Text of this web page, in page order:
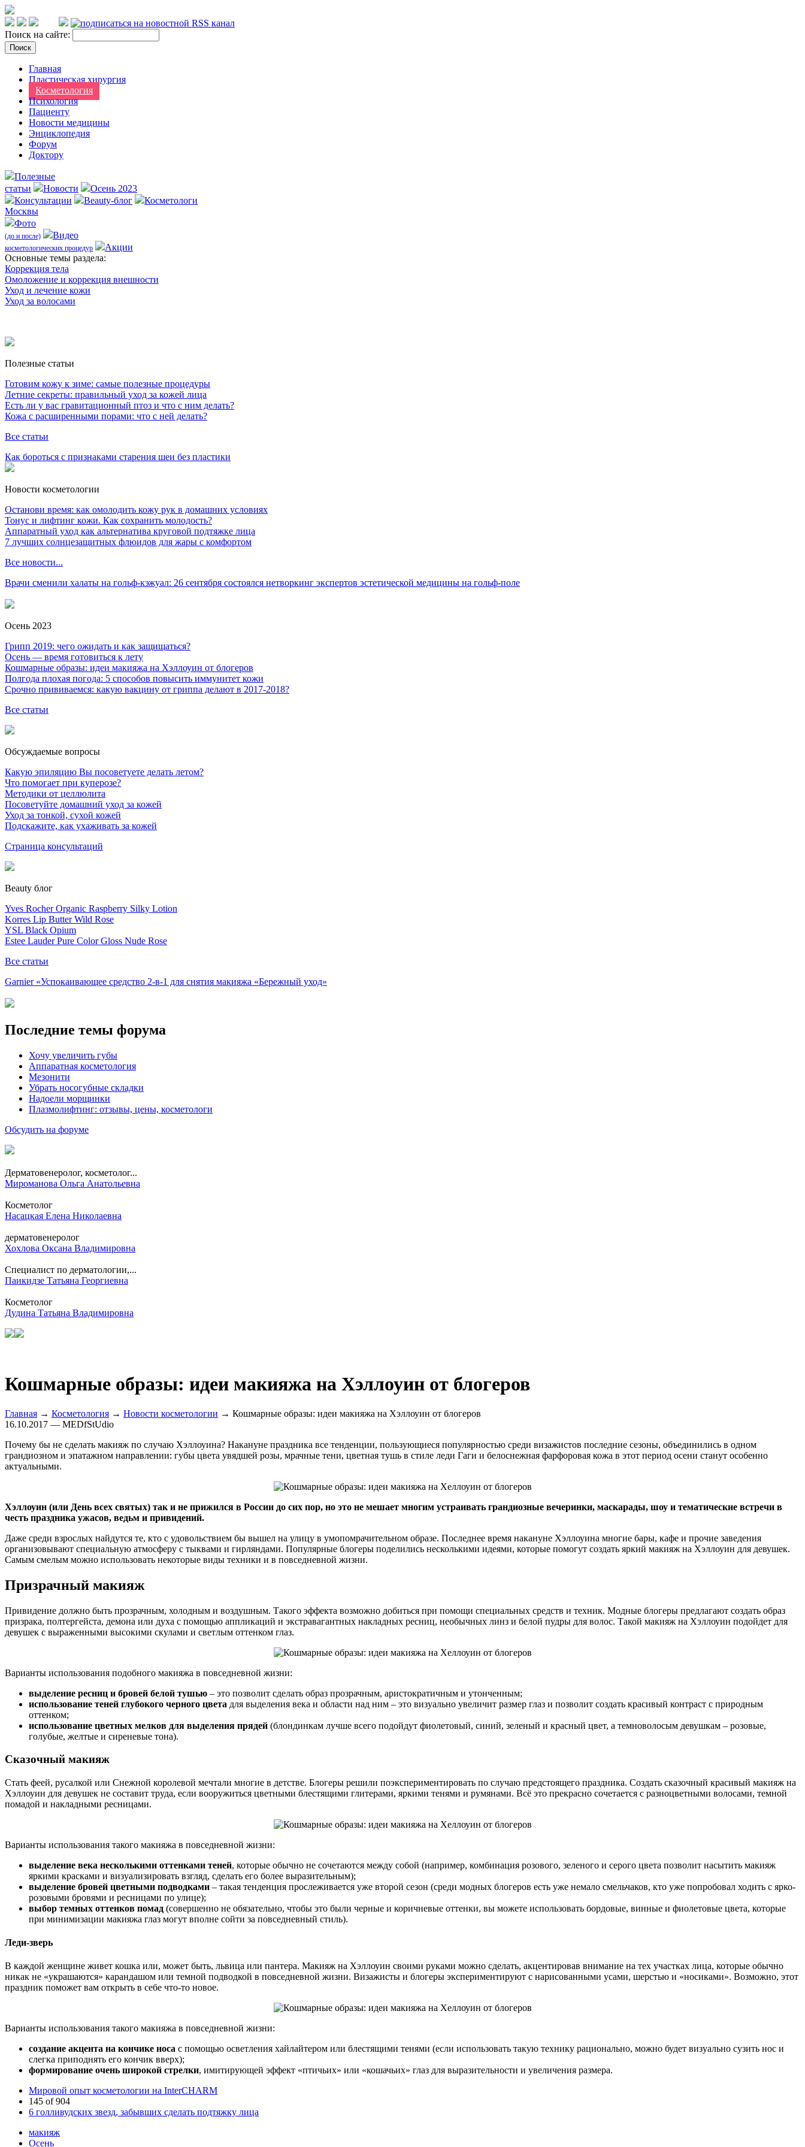
Поиск на сайте:
Главная
Пластическая хирургия
Косметология
Психология
Пациенту
Новости медицины
Энциклопедия
Форум
Доктору
Полезные
статьи
Новости
Осень 2023
Консультации
Beauty-блог
Косметологи
Москвы
Фото
(до и после) Видео
косметологических процедур
Акции
Оcновные темы раздела:
Коррекция тела
Омоложение и коррекция внешности
Уход и лечение кожи
Уход за волосами
Полезные статьи
Готовим кожу к зиме: самые полезные процедуры
Летние секреты: правильный уход за кожей лица
Есть ли у вас гравитационный птоз и что с ним делать?
Кожа с расширенными порами: что с ней делать?
Все статьи
Как бороться с признаками старения шеи без пластики
Новости косметологии
Останови время: как омолодить кожу рук в домашних условиях
Тонус и лифтинг кожи. Как сохранить молодость?
Аппаратный уход как альтернатива круговой подтяжке лица
7 лучших солнцезащитных флюидов для жары с комфортом
Все новости...
Врачи сменили халаты на гольф-кэжуал: 26 сентября состоялся нетворкинг экспертов эстетической медицины на гольф-поле
Осень 2023
Грипп 2019: чего ожидать и как защищаться?
Осень — время готовиться к лету
Кошмарные образы: идеи макияжа на Хэллоуин от блогеров
Полгода плохая погода: 5 способов повысить иммунитет кожи
Срочно прививаемся: какую вакцину от гриппа делают в 2017-2018?
Все статьи
Обсуждаемые вопросы
Какую эпиляцию Вы посоветуете делать летом?
Что помогает при куперозе?
Методики от целлюлита
Посоветуйте домашний уход за кожей
Уход за тонкой, сухой кожей
Подскажите, как ухаживать за кожей
Страница консультаций
Beauty блог
Yves Rocher Organic Raspberry Silky Lotion
Korres Lip Butter Wild Rose
YSL Black Opium
Estee Lauder Pure Color Gloss Nude Rose
Все статьи
Garnier «Успокаивающее средство 2-в-1 для снятия макияжа «Бережный уход»
Последние темы форума
Хочу увеличить губы
Аппаратная косметология
Мезонити
Убрать носогубные складки
Надоели морщинки
Плазмолифтинг: отзывы, цены, косметологи
Обсудить на форуме
Дерматовенеролог, косметолог...
Мироманова Ольга Анатольевна
Косметолог
Насацкая Елена Николаевна
дерматовенеролог
Хохлова Оксана Владимировна
Специалист по дерматологии,...
Паикидзе Татьяна Георгиевна
Косметолог
Дудина Татьяна Владимировна
Кошмарные образы: идеи макияжа на Хэллоуин от блогеров
Главная → Косметология → Новости косметологии → Кошмарные образы: идеи макияжа на Хэллоуин от блогеров
16.10.2017 — MEDfStUdio
Почему бы не сделать макияж по случаю Хэллоуина? Накануне праздника все тенденции, пользующиеся популярностью среди визажистов последние сезоны, объединились в одном
грандиозном и эпатажном направлении: губы цвета увядшей розы, мрачные тени, цветная тушь в стиле леди Гаги и белоснежная фарфоровая кожа в этот период осени станут особенно
актуальными.
Хэллоуин (или День всех святых) так и не прижился в России до сих пор, но это не мешает многим устраивать грандиозные вечеринки, маскарады, шоу и тематические встречи в
честь праздника ужасов, ведьм и привидений.
Даже среди взрослых найдутся те, кто с удовольствием бы вышел на улицу в умопомрачительном образе. Последнее время накануне Хэллоуина многие бары, кафе и прочие заведения
организовывают специальную атмосферу с тыквами и гирляндами. Популярные блогеры поделились несколькими идеями, которые помогут создать яркий макияж на Хэллоуин для девушек.
Самым смелым можно использовать некоторые виды техники и в повседневной жизни.
Призрачный макияж
Привидение должно быть прозрачным, холодным и воздушным. Такого эффекта возможно добиться при помощи специальных средств и техник. Модные блогеры предлагают создать образ
призрака, полтергейста, демона или духа с помощью аппликаций и экстравагантных накладных ресниц, необычных линз и белой пудры для волос. Такой макияж на Хэллоуин подойдет для
девушек с выраженными высокими скулами и светлым оттенком глаз.
Варианты использования подобного макияжа в повседневной жизни:
выделение ресниц и бровей белой тушью – это позволит сделать образ прозрачным, аристократичным и утонченным;
использование теней глубокого черного цвета для выделения века и области над ним – это визуально увеличит размер глаз и позволит создать красивый контраст с природным
оттенком;
использование цветных мелков для выделения прядей (блондинкам лучше всего подойдут фиолетовый, синий, зеленый и красный цвет, а темноволосым девушкам – розовые,
голубые, желтые и сиреневые тона).
Сказочный макияж
Стать феей, русалкой или Снежной королевой мечтали многие в детстве. Блогеры решили поэкспериментировать по случаю предстоящего праздника. Создать сказочный красивый макияж на
Хэллоуин для девушек не составит труда, если вооружиться цветными блестящими глитерами, яркими тенями и румянами. Всё это прекрасно сочетается с разноцветными волосами, темной
помадой и накладными ресницами.
Варианты использования такого макияжа в повседневной жизни:
выделение века несколькими оттенками теней, которые обычно не сочетаются между собой (например, комбинация розового, зеленого и серого цвета позволит насытить макияж
яркими красками и визуализировать взгляд, сделать его более выразительным);
выделение бровей цветными подводками – такая тенденция прослеживается уже второй сезон (среди модных блогеров есть уже немало смельчаков, кто уже попробовал ходить с ярко-
розовыми бровями и ресницами по улице);
выбор темных оттенков помад (совершенно не обязательно, чтобы это были черные и коричневые оттенки, вы можете использовать бордовые, винные и фиолетовые цвета, которые
при минимизации макияжа глаз могут вполне сойти за повседневный стиль).
Леди-зверь
В каждой женщине живет кошка или, может быть, львица или пантера. Макияж на Хэллоуин своими руками можно сделать, акцентировав внимание на тех участках лица, которые обычно
никак не «украшаются» карандашом или темной подводкой в повседневной жизни. Визажисты и блогеры экспериментируют с нарисованными усами, шерстью и «носиками». Возможно, этот
праздник поможет вам открыть в себе что-то новое.
Варианты использования такого макияжа в повседневной жизни:
создание акцента на кончике носа с помощью осветления хайлайтером или блестящими тенями (если использовать такую технику рационально, можно будет визуально сузить нос и
слегка приподнять его кончик вверх);
формирование очень широкой стрелки, имитирующей эффект «птичьих» или «кошачьих» глаз для выразительности и увеличения размера.
Мировой опыт косметологии на InterCHARM
145 of 904
6 голливудских звезд, забывших сделать подтяжку лица
макияж
Осень